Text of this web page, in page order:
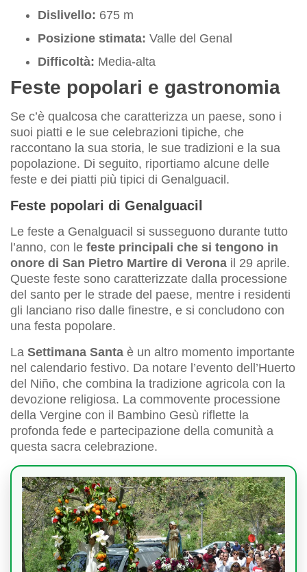
Dislivello: 675 m
Posizione stimata: Valle del Genal
Difficoltà: Media-alta
Feste popolari e gastronomia
Se c’è qualcosa che caratterizza un paese, sono i
suoi piatti e le sue celebrazioni tipiche, che
raccontano la sua storia, le sue tradizioni e la sua
popolazione. Di seguito, riportiamo alcune delle
feste e dei piatti più tipici di Genalguacil.
Feste popolari di Genalguacil
Le feste a Genalguacil si susseguono durante tutto
l’anno, con le feste principali che si tengono in
onore di San Pietro Martire di Verona il 29 aprile.
Queste feste sono caratterizzate dalla processione
del santo per le strade del paese, mentre i residenti
gli lanciano riso dalle finestre, e si concludono con
una festa popolare.
La Settimana Santa è un altro momento importante
nel calendario festivo. Da notare l’evento dell’Huerto
del Niño, che combina la tradizione agricola con la
devozione religiosa. La commovente processione
della Vergine con il Bambino Gesù riflette la
profonda fede e partecipazione della comunità a
questa sacra celebrazione.